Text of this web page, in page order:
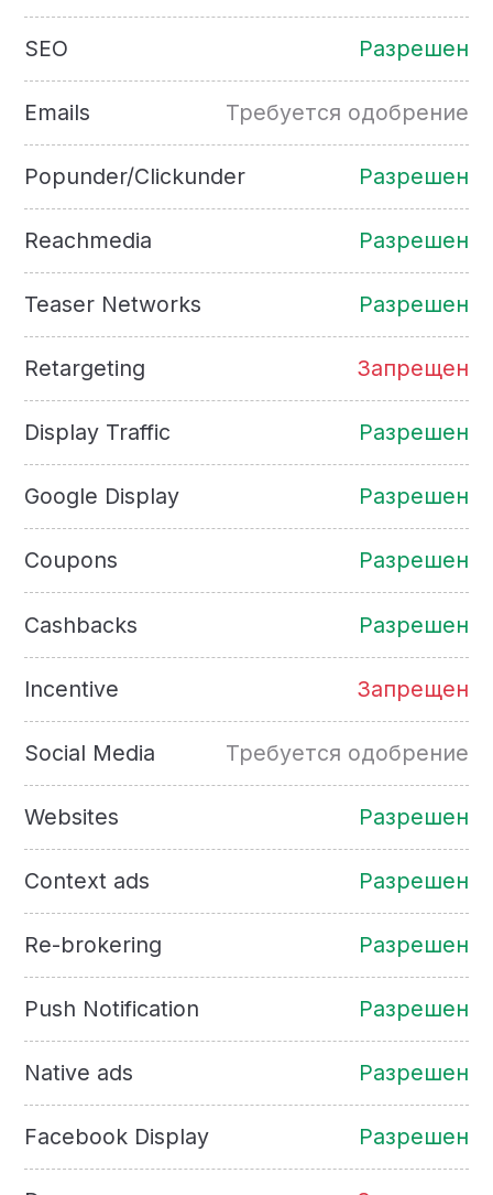
SEO Разрешен
Emails Требуется одобрение
Popunder/Clickunder Разрешен
Reachmedia Разрешен
Teaser Networks Разрешен
Retargeting Запрещен
Display Traffic Разрешен
Google Display Разрешен
Coupons Разрешен
Cashbacks Разрешен
Incentive Запрещен
Social Media Требуется одобрение
Websites Разрешен
Context ads Разрешен
Re-brokering Разрешен
Push Notification Разрешен
Native ads Разрешен
Facebook Display Разрешен